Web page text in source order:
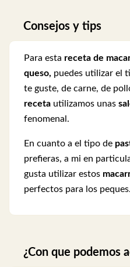
Consejos y tips
Para esta receta de
queso, puedes utilizar el
te guste, de carne, de
receta utilizamos unas
fenomenal.
En cuanto a el tipo de
prefieras, a mi en
gusta utilizar estos
perfectos para los peques.
¿Con que podemos